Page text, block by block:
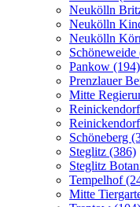
Neukölln
Neukölln
Neukölln
Schöneweide
Pankow (194)
Prenzlauer
Mitte
Schöneberg
Steglitz (386)
Steglitz
Tempelhof
Mitte